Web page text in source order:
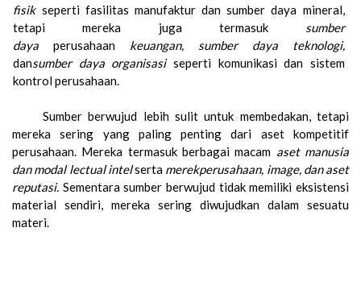
fisikseperti fasilitas manufaktur dan sumber daya mineral,
tetapi mereka juga termasuk sumber
daya perusahaan keuangan, sumber daya teknologi,
dansumber daya organisasi seperti komunikasi dan sistem
kontrol perusahaan.
Sumber berwujud lebih sulit untuk membedakan, tetapi
mereka sering yang paling penting dari aset kompetitif
perusahaan. Mereka termasuk berbagai macam aset manusia
dan modal lectual intelserta merekperusahaan, image, dan aset
reputasi. Sementara sumber berwujud tidak memiliki eksistensi
material sendiri, mereka sering diwujudkan dalam sesuatu
materi.